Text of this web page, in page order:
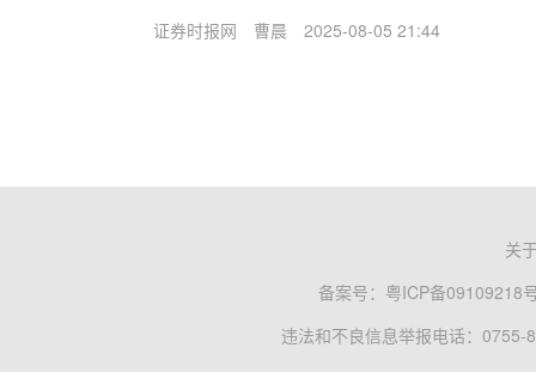
证券时报网 曹晨 2025-08-05 21:44
关
备案号： 粤ICP备09109218
违法和不良信息举报电话：0755-